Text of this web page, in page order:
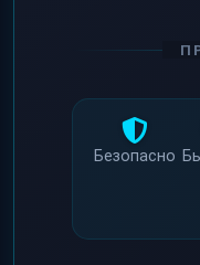
Безопасно